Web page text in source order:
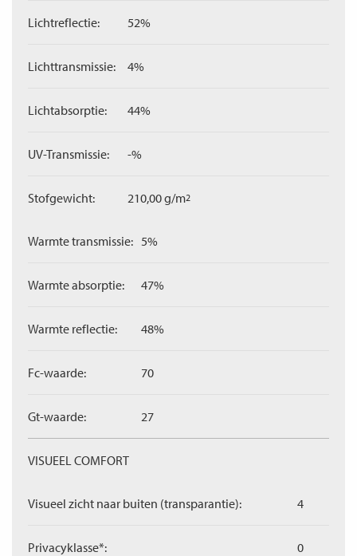
Lichtreflectie: 52%
Lichttransmissie: 4%
Lichtabsorptie: 44%
UV-Transmissie: -%
Stofgewicht: 210,00 g/m2
Warmte transmissie: 5%
Warmte absorptie: 47%
Warmte reflectie: 48%
Fc-waarde: 70
Gt-waarde: 27
VISUEEL COMFORT
Visueel zicht naar buiten (transparantie): 4
Privacyklasse*: 0